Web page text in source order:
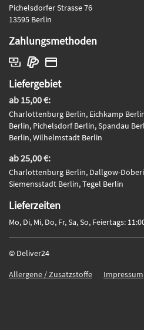
Pichelsdorfer Strasse 76
13595 Berlin
Zahlungsmethoden
Liefergebiet
ab 15,00 €:
Charlottenburg Berlin, Eichkamp
Berlin, Pichelsdorf Berlin, Spandau
Berlin, Wilhelmstadt Berlin
ab 25,00 €:
Charlottenburg Berlin, Dallgow-
Siemensstadt Berlin, Tegel Berlin
Lieferzeiten
Mo, Di, Mi, Do, Fr, Sa, So, Feiertags:
© Deliver24
Allergene / Zusatzstoffe
Impressum